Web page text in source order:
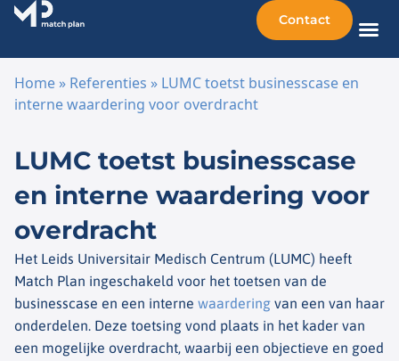
Contact
Home » Referenties » LUMC toetst businesscase en
interne waardering voor overdracht
LUMC toetst businesscase
en interne waardering voor
overdracht
Het Leids Universitair Medisch Centrum (LUMC) heeft
Match Plan ingeschakeld voor het toetsen van de
businesscase en een interne waardering van een van haar
onderdelen. Deze toetsing vond plaats in het kader van
een mogelijke overdracht, waarbij een objectieve en goed